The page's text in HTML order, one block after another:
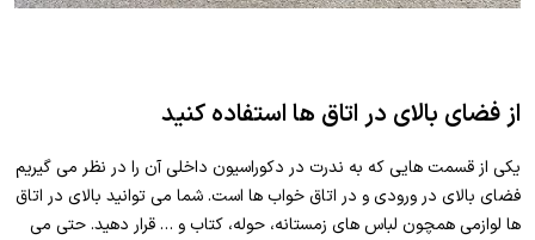
از فضای بالای در اتاق ها استفاده کنید
یکی از قسمت هایی که به ندرت در دکوراسیون داخلی آن را در نظر می گیریم
فضای بالای در ورودی و در اتاق خواب ها است. شما می توانید بالای در اتاق
ها لوازمی همچون لباس های زمستانه، حوله، کتاب و … قرار دهید. حتی می